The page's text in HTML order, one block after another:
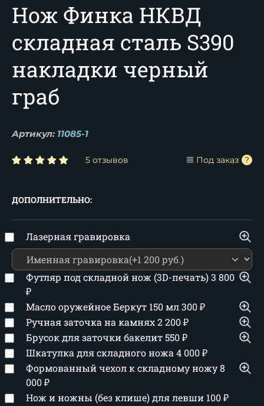
Нож Финка НКВД
складная сталь S390
накладки черный
граб
Артикул: 11085-1
5 отзывов Под заказ
ДОПОЛНИТЕЛЬНО:
Лазерная гравировка
Футляр под складной нож (3D-печать)3 800
₽
Масло оружейное Беркут 150 мл300₽
Ручная заточка на камнях2 200₽
Брусок для заточки бакелит550₽
Шкатулка для складного ножа 4 000₽
Формованный чехол к складному ножу8
000₽
Нож и ножны (без клише) для левши 100₽